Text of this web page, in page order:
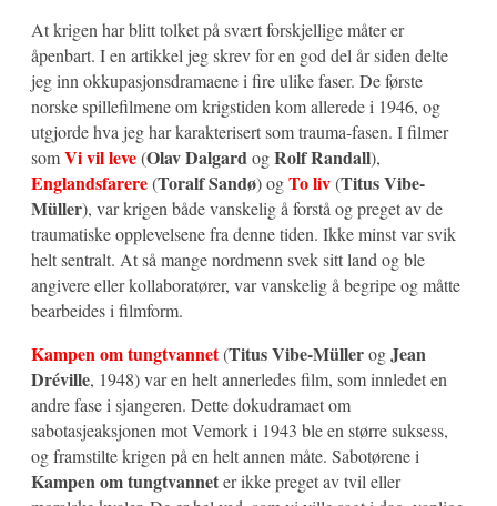
At krigen har blitt tolket på svært forskjellige måter er
åpenbart. I en artikkel jeg skrev for en god del år siden delte
jeg inn okkupasjonsdramaene i fire ulike faser. De første
norske spillefilmene om krigstiden kom allerede i 1946, og
utgjorde hva jeg har karakterisert som trauma-fasen. I filmer
somVi vil leve(Olav DalgardogRolf Randall),
Englandsfarere(Toralf Sandø) ogTo liv(Titus Vibe-
Müller), var krigen både vanskelig å forstå og preget av de
traumatiske opplevelsene fra denne tiden. Ikke minst var svik
helt sentralt. At så mange nordmenn svek sitt land og ble
angivere eller kollaboratører, var vanskelig å begripe og måtte
bearbeides i filmform.
Kampen om tungtvannet(Titus Vibe-MüllerogJean
Dréville, 1948) var en helt annerledes film, som innledet en
andre fase i sjangeren. Dette dokudramaet om
sabotasjeaksjonen mot Vemork i 1943 ble en større suksess,
og framstilte krigen på en helt annen måte. Sabotørene i
Kampen om tungtvanneter ikke preget av tvil eller